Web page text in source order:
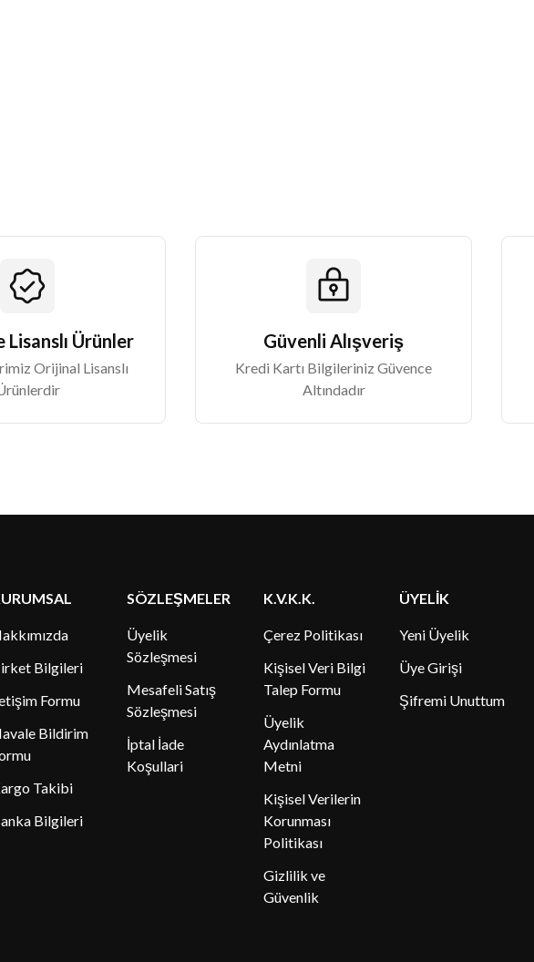
Lisanslı Ürünler
Orijinal Lisanslı
Güvenli Alışveriş
Kredi Kartı Bilgileriniz Güvence
Altındadır
Bilgileri
Formu
Bildirim
Takibi
Bilgileri
SÖZLEŞMELER
Üyelik
Sözleşmesi
Mesafeli Satış
Sözleşmesi
İptal İade
Koşullari
K.V.K.K.
Çerez Politikası
Kişisel Veri Bilgi
Talep Formu
Üyelik
Aydınlatma
Metni
Kişisel Verilerin
Korunması
Politikası
Gizlilik ve
Güvenlik
ÜYELİK
Yeni Üyelik
Üye Girişi
Şifremi Unuttum